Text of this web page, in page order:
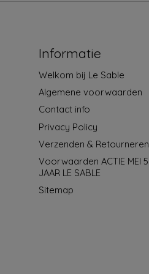
Informatie
Welkom bij Le Sable
Algemene voorwaarden
Contact info
Privacy Policy
Verzenden & Retourneren
Voorwaarden ACTIE MEI 5
JAAR LE SABLE
Sitemap